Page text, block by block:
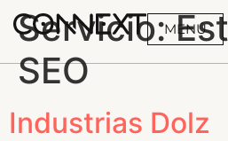
MENÚ
Servicio:
SEO
Industrias Dolz